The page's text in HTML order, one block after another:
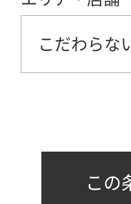
こだわらな
この